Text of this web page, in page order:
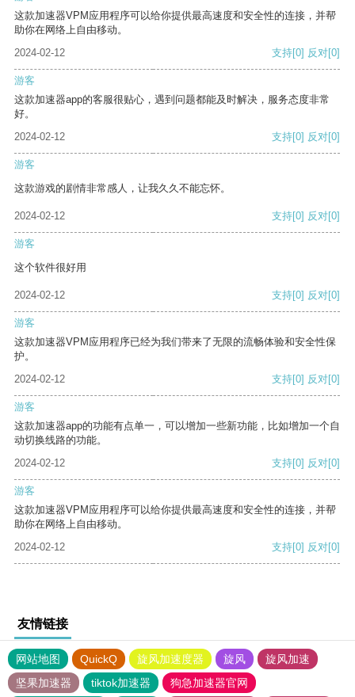
这款加速器VPM应用程序可以给你提供最高速度和安全性的连接，并帮
助你在网络上自由移动。
2024-02-12
支持[0] 反对[0]
游客
这款加速器app的客服很贴心，遇到问题都能及时解决，服务态度非常
好。
2024-02-12
支持[0] 反对[0]
游客
这款游戏的剧情非常感人，让我久久不能忘怀。
2024-02-12 支持[0] 反对[0]
游客
这个软件很好用
2024-02-12 支持[0] 反对[0]
游客
这款加速器VPM应用程序已经为我们带来了无限的流畅体验和安全性保
护。
2024-02-12
支持[0] 反对[0]
游客
这款加速器app的功能有点单一，可以增加一些新功能，比如增加一个自
动切换线路的功能。
2024-02-12
支持[0] 反对[0]
游客
这款加速器VPM应用程序可以给你提供最高速度和安全性的连接，并帮
助你在网络上自由移动。
2024-02-12
支持[0] 反对[0]
友情链接
网站地图 QuickQ 旋风加速度器 旋风
旋风加速
坚果加速器
tiktok加速器
狗急加速器官网